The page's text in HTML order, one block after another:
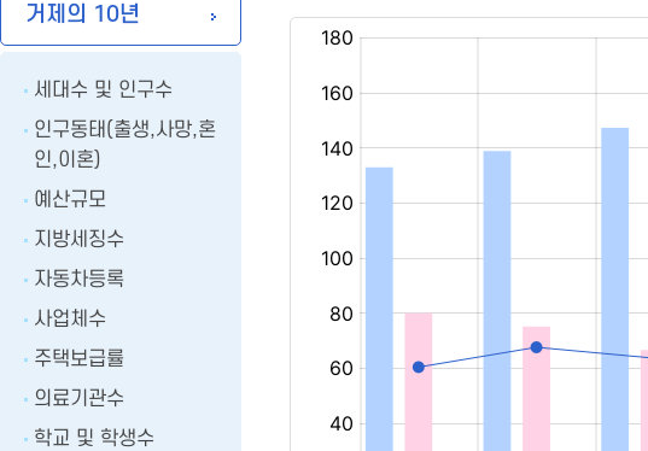
거제의 10년
세대수 및 인구수
인구동태(출생,사망,혼
인,이혼)
예산규모
지방세징수
자동차등록
사업체수
주택보급률
의료기관수
학교 및 학생수